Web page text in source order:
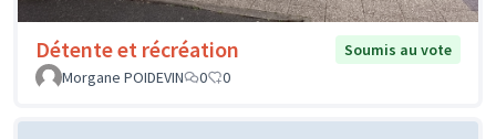
Détente et récréation
Soumis au vote
Morgane POIDEVIN
0 0